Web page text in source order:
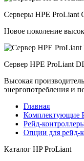
Серверы HPE ProLiant
Новое поколение
Сервер HPE ProLiant
Высокая
энергопотребления и
Главная
Комплектующие
Рейд-
Опции для pейд-
Каталог HP ProLiant